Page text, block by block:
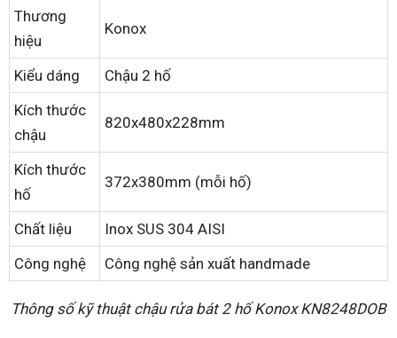
Thương
hiệu
Konox
Kiểu dáng
Chậu 2 hố
Kích thước
chậu
820x480x228mm
Kích thước
hố
372x380mm (mỗi hố)
Chất liệu
Inox SUS 304 AISI
Công nghệ
Công nghệ sản xuất handmade
Thông số kỹ thuật chậu rửa bát 2 hố Konox KN8248DOB